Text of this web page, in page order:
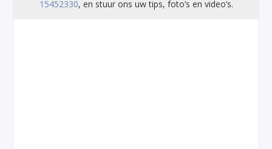
15452330, en stuur ons uw tips, foto’s en video’s.